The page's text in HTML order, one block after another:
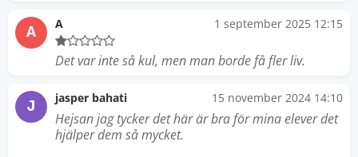
A A 1 september 2025 12:15
Det var inte så kul, men man borde få fler liv.
J jasper bahati 15 november 2024 14:10
Hejsan jag tycker det här är bra för mina elever det
hjälper dem så mycket.